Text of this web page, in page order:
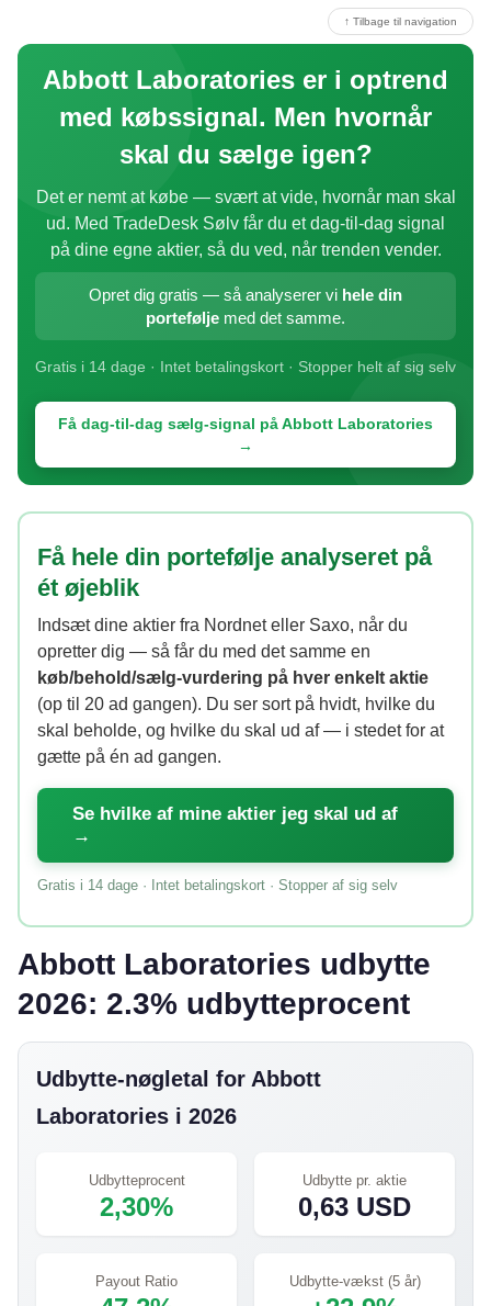
↑ Tilbage til navigation
Abbott Laboratories er i optrend
med købssignal. Men hvornår
skal du sælge igen?
Det er nemt at købe — svært at vide, hvornår man skal
ud. Med TradeDesk Sølv får du et dag-til-dag signal
på dine egne aktier, så du ved, når trenden vender.
Opret dig gratis — så analyserer vi hele din
portefølje med det samme.
Gratis i 14 dage · Intet betalingskort · Stopper helt af sig selv
Få dag-til-dag sælg-signal på Abbott Laboratories
→
Få hele din portefølje analyseret på
ét øjeblik
Indsæt dine aktier fra Nordnet eller Saxo, når du
opretter dig — så får du med det samme en
køb/behold/sælg-vurdering på hver enkelt aktie
(op til 20 ad gangen). Du ser sort på hvidt, hvilke du
skal beholde, og hvilke du skal ud af — i stedet for at
gætte på én ad gangen.
Se hvilke af mine aktier jeg skal ud af
→
Gratis i 14 dage · Intet betalingskort · Stopper af sig selv
Abbott Laboratories udbytte
2026: 2.3% udbytteprocent
Udbytte-nøgletal for Abbott
Laboratories i 2026
Udbytteprocent
2,30%
Udbytte pr. aktie
0,63 USD
Payout Ratio Udbytte-vækst (5 år)